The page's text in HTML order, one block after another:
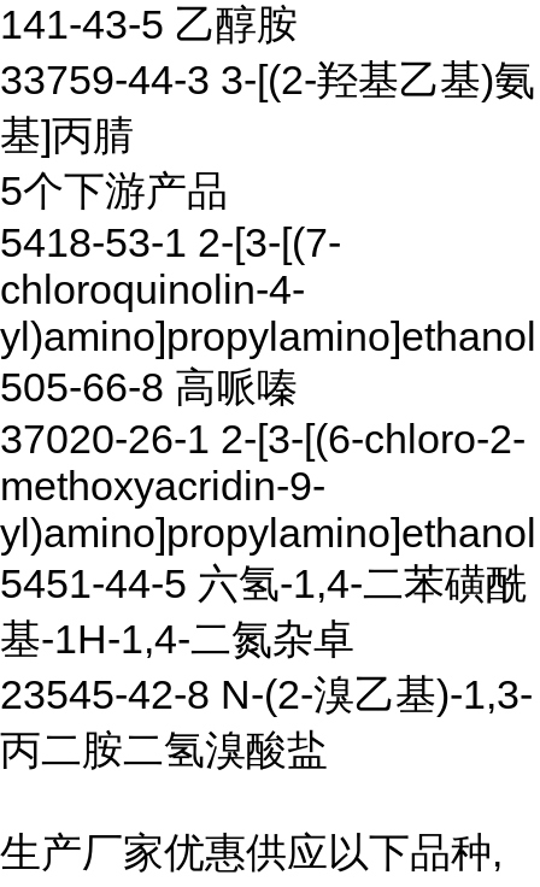
141-43-5 乙醇胺
33759-44-3 3-[(2-羟基乙基)氨
基]丙腈
5个下游产品
5418-53-1 2-[3-[(7-
chloroquinolin-4-
yl)amino]propylamino]ethanol
505-66-8 高哌嗪
37020-26-1 2-[3-[(6-chloro-2-
methoxyacridin-9-
yl)amino]propylamino]ethanol
5451-44-5 六氢-1,4-二苯磺酰
基-1H-1,4-二氮杂卓
23545-42-8 N-(2-溴乙基)-1,3-
丙二胺二氢溴酸盐
生产厂家优惠供应以下品种,